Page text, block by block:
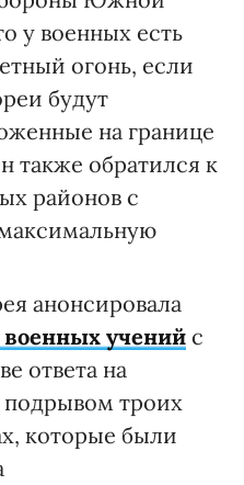
у военных есть
огонь, если
будут
на границе
также обратился к
районов с
анонсировала
учений с
ответа на
подрывом троих
которые были